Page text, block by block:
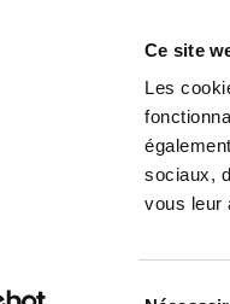
Ce site
Les
sociaux,
vous leur
DE LA PAGE BLANCHE... AU BEST
/ Culture &